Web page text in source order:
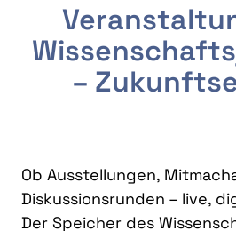
–
Ob Ausstellungen,
Diskussionsrunden – live,
Der Speicher des